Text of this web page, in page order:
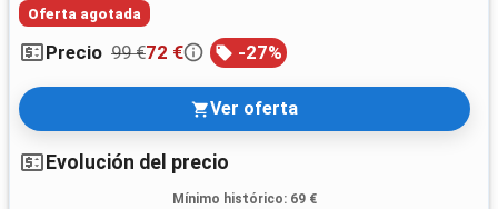
Oferta agotada
Precio 99 €72 € -27%
Ver oferta
Evolución del precio
Mínimo histórico: 69 €